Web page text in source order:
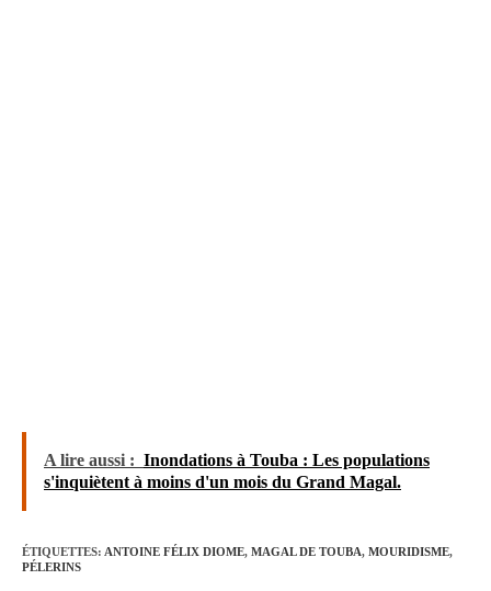
A lire aussi : Inondations à Touba : Les populations
s'inquiètent à moins d'un mois du Grand Magal.
ÉTIQUETTES: ANTOINE FÉLIX DIOME, MAGAL DE TOUBA, MOURIDISME,
PÉLERINS